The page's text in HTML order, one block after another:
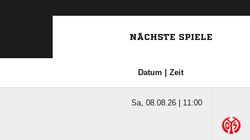
NÄCHSTE SPIELE
Datum | Zeit
Sa, 08.08.26 | 11:00